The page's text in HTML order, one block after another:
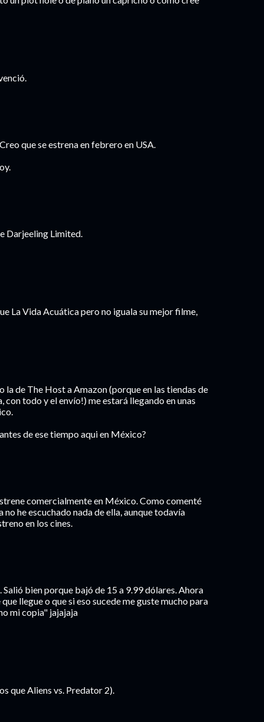
que se estrena en febrero en USA.
Darjeeling Limited.
La Vida Acuática pero no iguala su mejor filme,
la de The Host a Amazon (porque en las tiendas de
con todo y el envío!) me estará llegando en unas
de ese tiempo aqui en México?
comercialmente en México. Como comenté
he escuchado nada de ella, aunque todavía
en los cines.
bien porque bajó de 15 a 9.99 dólares. Ahora
llegue o que si eso sucede me guste mucho para
mi copia" jajajaja
que Aliens vs. Predator 2).